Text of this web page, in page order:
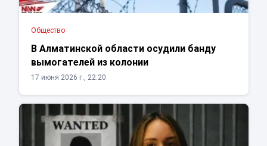
Общество
В Алматинской области осудили банду
вымогателей из колонии
17 июня 2026 г., 22:20